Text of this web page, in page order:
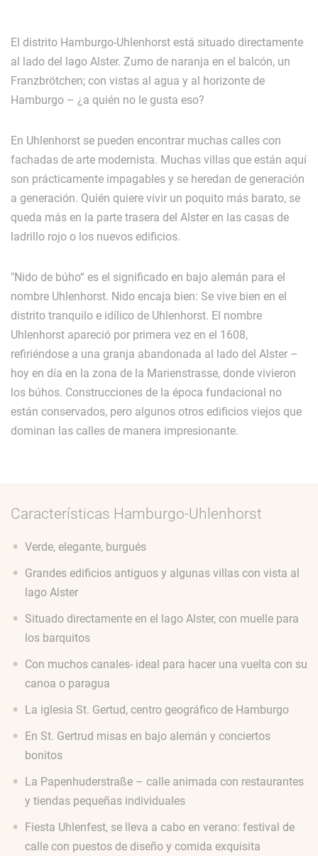
El distrito Hamburgo-Uhlenhorst está situado directamente
al lado del lago Alster. Zumo de naranja en el balcón, un
Franzbrötchen; con vistas al agua y al horizonte de
Hamburgo – ¿a quién no le gusta eso?
En Uhlenhorst se pueden encontrar muchas calles con
fachadas de arte modernista. Muchas villas que están aquí
son prácticamente impagables y se heredan de generación
a generación. Quién quiere vivir un poquito más barato, se
queda más en la parte trasera del Alster en las casas de
ladrillo rojo o los nuevos edificios.
"Nido de búho“ es el significado en bajo alemán para el
nombre Uhlenhorst. Nido encaja bien: Se vive bien en el
distrito tranquilo e idílico de Uhlenhorst. El nombre
Uhlenhorst apareció por primera vez en el 1608,
refiriéndose a una granja abandonada al lado del Alster –
hoy en día en la zona de la Marienstrasse, donde vivieron
los búhos. Construcciones de la época fundacional no
están conservados, pero algunos otros edificios viejos que
dominan las calles de manera impresionante.
Características Hamburgo-Uhlenhorst
Verde, elegante, burgués
Grandes edificios antiguos y algunas villas con vista al
lago Alster
Situado directamente en el lago Alster, con muelle para
los barquitos
Con muchos canales- ideal para hacer una vuelta con su
canoa o paragua
La iglesia St. Gertud, centro geográfico de Hamburgo
En St. Gertrud misas en bajo alemán y conciertos
bonitos
La Papenhuderstraße – calle animada con restaurantes
y tiendas pequeñas individuales
Fiesta Uhlenfest, se lleva a cabo en verano: festival de
calle con puestos de diseño y comida exquisita